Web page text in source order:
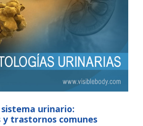
urinario:
y trastornos comunes